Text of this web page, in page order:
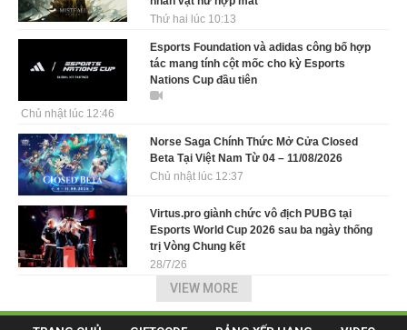
Thứ hai lúc 10:13
Esports Foundation và adidas công bố hợp
tác mang tính cột mốc cho kỳ Esports
Nations Cup đầu tiên
Chủ nhật lúc 12:46
Norse Saga Chính Thức Mở Cửa Closed
Beta Tại Việt Nam Từ 04 – 11/08/2026
Chủ nhật lúc 12:37
Virtus.pro giành chức vô địch PUBG tại
Esports World Cup 2026 sau ba ngày thống
trị Vòng Chung kết
28/7/26
VIEW MORE